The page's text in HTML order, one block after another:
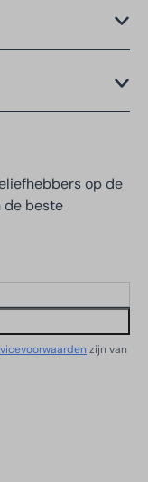
op de
de beste
zijn van